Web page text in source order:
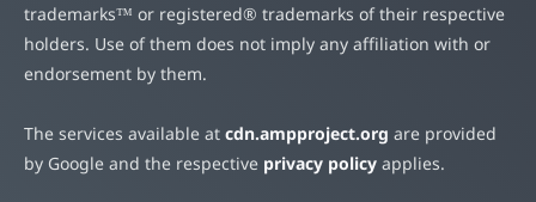
trademarks™ or registered® trademarks of their respective
holders. Use of them does not imply any affiliation with or
endorsement by them.
The services available at cdn.ampproject.org are provided
by Google and the respective privacy policy applies.